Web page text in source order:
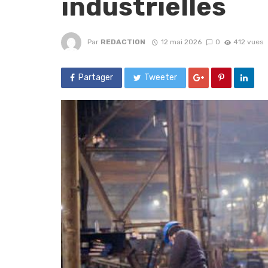
industrielles
Par REDACTION 12 mai 2026 0 412 vues
Partager Tweeter